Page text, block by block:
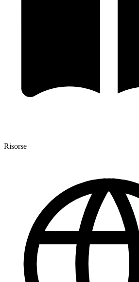
Risorse